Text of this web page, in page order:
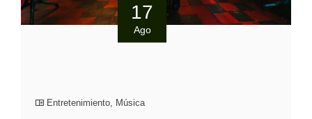
17
Ago
Entretenimiento Música